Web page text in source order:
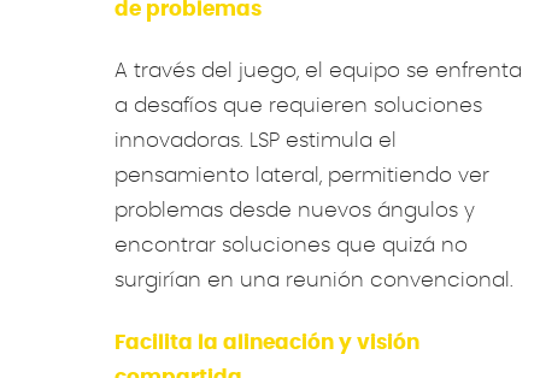
de problemas
A través del juego, el equipo se enfrenta
a desafíos que requieren soluciones
innovadoras. LSP estimula el
pensamiento lateral, permitiendo ver
problemas desde nuevos ángulos y
encontrar soluciones que quizá no
surgirían en una reunión convencional.
Facilita la alineación y visión